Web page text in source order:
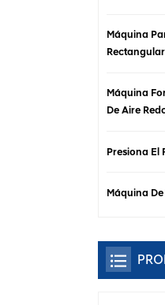
Máquina
Máquina
De Aire
Presiona El
Máquina